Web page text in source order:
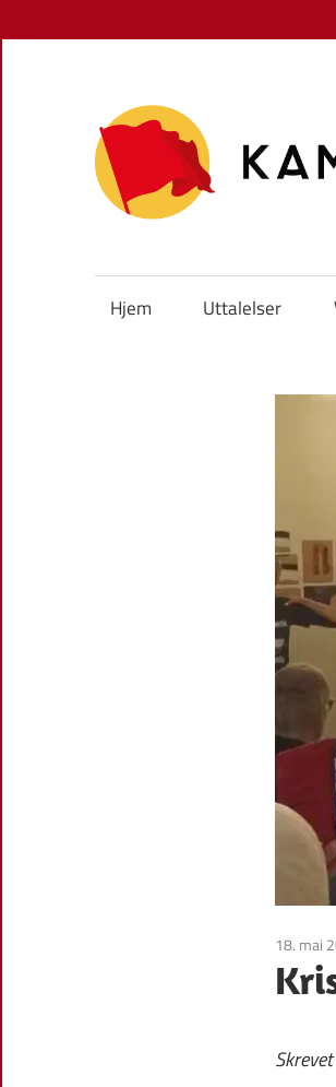
content
Hjem Uttalelser
18. mai